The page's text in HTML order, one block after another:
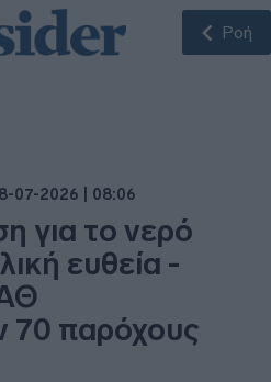
Ροή
07-2026 | 08:06
για το νερό
ευθεία -
70 παρόχους